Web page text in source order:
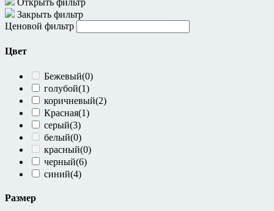
Закрыть фильтр
Ценовой фильтр
Цвет
Бежевый(0)
голубой(1)
коричневый(2)
Красная(1)
серый(3)
белый(0)
красный(0)
черный(6)
синий(4)
Размер